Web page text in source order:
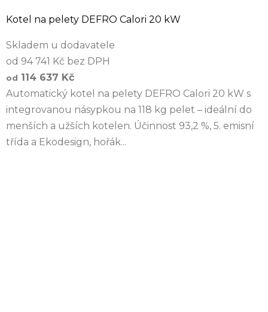
Kotel na pelety DEFRO Calori 20 kW
Skladem u dodavatele
od 94 741 Kč bez DPH
od 114 637 Kč
Automatický kotel na pelety DEFRO Calori 20 kW s
integrovanou násypkou na 118 kg pelet – ideální do
menších a užších kotelen. Účinnost 93,2 %, 5. emisní
třída a Ekodesign, hořák...